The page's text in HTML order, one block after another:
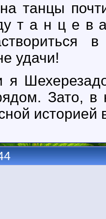
танцы
т а н ц е в
удачи!
я
Зато, в